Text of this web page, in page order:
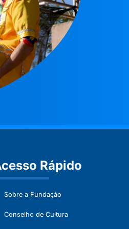
Rápido
Sobre a Fundação
Conselho de Cultura